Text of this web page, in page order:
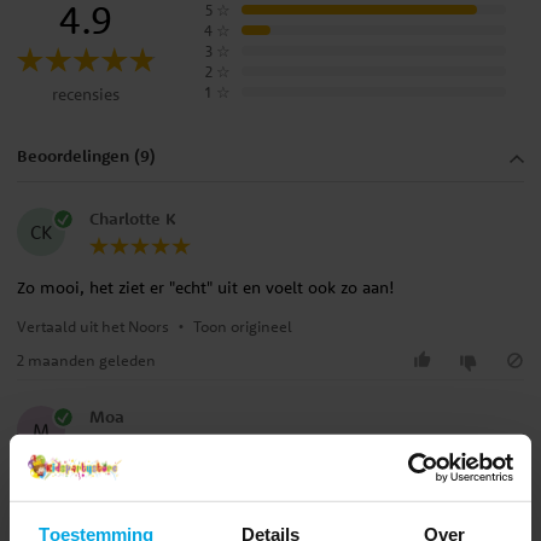
Toestemming Details Over
4.9
recensies
5
4
3
2
1
Beoordelingen (9)
CK
Charlotte K
Zo mooi, het ziet er "echt" uit en voelt ook zo aan!
Vertaald uit het Noors • Toon origineel
2 maanden geleden
M
Moa
Heel mooi, en mijn dochter was erg blij met de tafelschikking.
Vertaald uit het Zweeds Toon origineel